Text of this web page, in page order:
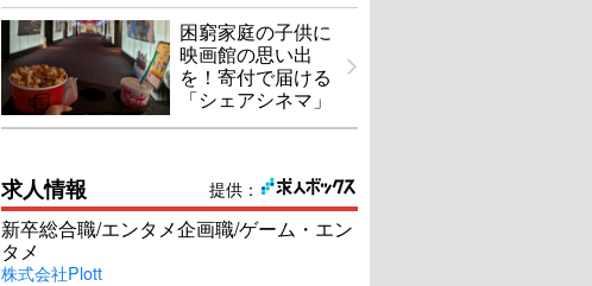
困窮家庭の子供に
映画館の思い出
を！寄付で届ける
「シェアシネマ」
提供：
求人情報
新卒総合職/エンタメ企画職/ゲーム・エン
タメ
株式会社Plott